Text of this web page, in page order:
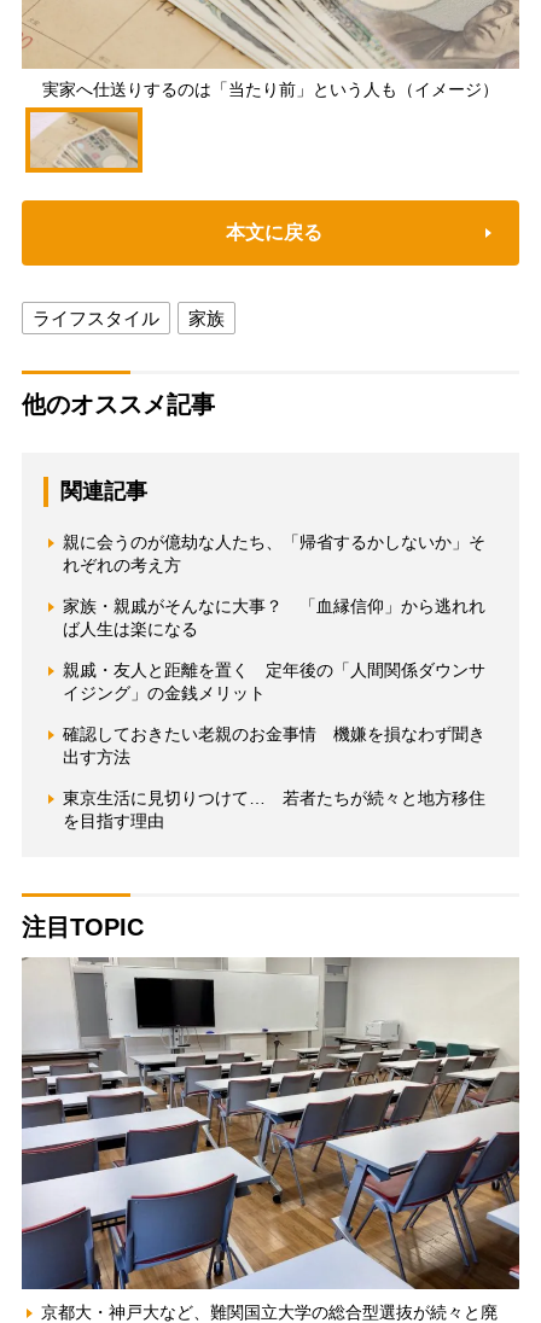
実家へ仕送りするのは「当たり前」という人も（イメージ）
本文に戻る
ライフスタイル 家族
他のオススメ記事
関連記事
親に会うのが億劫な人たち、「帰省するかしないか」そ
れぞれの考え方
家族・親戚がそんなに大事？ 「血縁信仰」から逃れれ
ば人生は楽になる
親戚・友人と距離を置く 定年後の「人間関係ダウンサ
イジング」の金銭メリット
確認しておきたい老親のお金事情 機嫌を損なわず聞き
出す方法
東京生活に見切りつけて… 若者たちが続々と地方移住
を目指す理由
注目TOPIC
京都大・神戸大など、難関国立大学の総合型選抜が続々と廃